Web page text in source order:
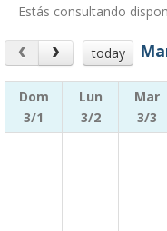
Estás consultando
today
Dom
3/1
Lun
3/2
Mar
3/3